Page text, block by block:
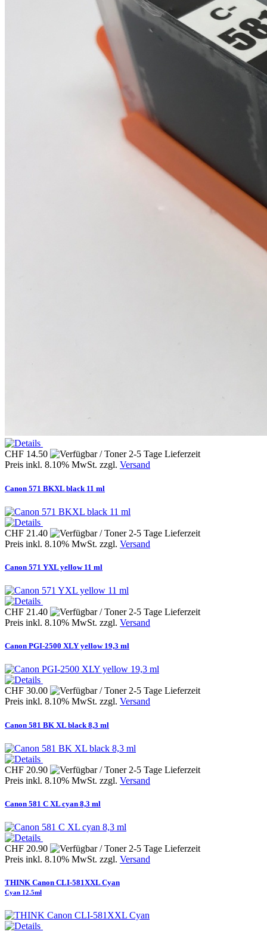
CHF 14.50
Preis inkl. 8.10% MwSt. zzgl. Versand
Canon 571 BKXL black 11 ml
CHF 21.40
Preis inkl. 8.10% MwSt. zzgl. Versand
Canon 571 YXL yellow 11 ml
CHF 21.40
Preis inkl. 8.10% MwSt. zzgl. Versand
Canon PGI-2500 XLY yellow 19,3 ml
CHF 30.00
Preis inkl. 8.10% MwSt. zzgl. Versand
Canon 581 BK XL black 8,3 ml
CHF 20.90
Preis inkl. 8.10% MwSt. zzgl. Versand
Canon 581 C XL cyan 8,3 ml
CHF 20.90
Preis inkl. 8.10% MwSt. zzgl. Versand
THINK Canon CLI-581XXL Cyan
Cyan 12.5ml